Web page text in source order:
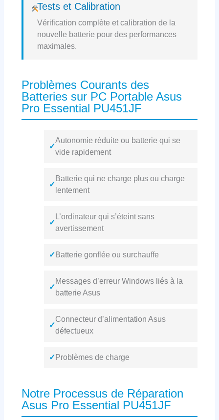
Tests et Calibration
Vérification complète et calibration de la
nouvelle batterie pour des performances
maximales.
Problèmes Courants des
Batteries sur PC Portable Asus
Pro Essential PU451JF
✓
Autonomie réduite ou batterie qui se
vide rapidement
✓
Batterie qui ne charge plus ou charge
lentement
✓
L’ordinateur qui s’éteint sans
avertissement
✓ Batterie gonflée ou surchauffe
✓
Messages d’erreur Windows liés à la
batterie Asus
✓
Connecteur d’alimentation Asus
défectueux
✓ Problèmes de charge
Notre Processus de Réparation
Asus Pro Essential PU451JF